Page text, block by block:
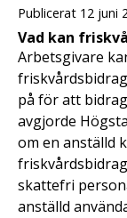
Publicerat 12 juni
Vad kan
Arbetsgivare
på för att
avgjorde
om en anställd
skattefri
anställd